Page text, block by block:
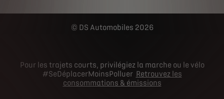
DS Automobiles 2026
Pour les trajets courts, privilégiez la marche ou le vélo
#SeDéplacerMoinsPolluer Retrouvez les
consommations & émissions